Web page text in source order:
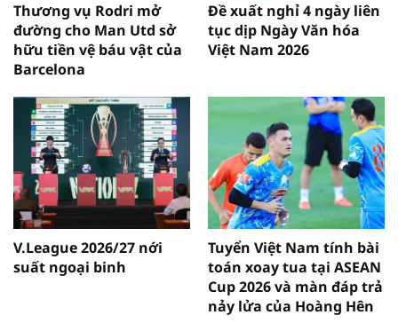
Thương vụ Rodri mở
đường cho Man Utd sở
hữu tiền vệ báu vật của
Barcelona
Đề xuất nghỉ 4 ngày liên
tục dịp Ngày Văn hóa
Việt Nam 2026
V.League 2026/27 nới
suất ngoại binh
Tuyển Việt Nam tính bài
toán xoay tua tại ASEAN
Cup 2026 và màn đáp trả
nảy lửa của Hoàng Hên